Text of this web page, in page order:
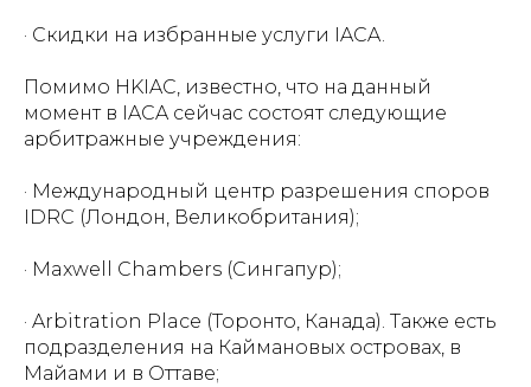
· Скидки на избранные услуги IACA.
Помимо HKIAC, известно, что на данный
момент в IACA сейчас состоят следующие
арбитражные учреждения:
· Международный центр разрешения споров
IDRC (Лондон, Великобритания);
· Maxwell Chambers (Сингапур);
· Arbitration Place (Торонто, Канада). Также есть
подразделения на Каймановых островах, в
Майами и в Оттаве;